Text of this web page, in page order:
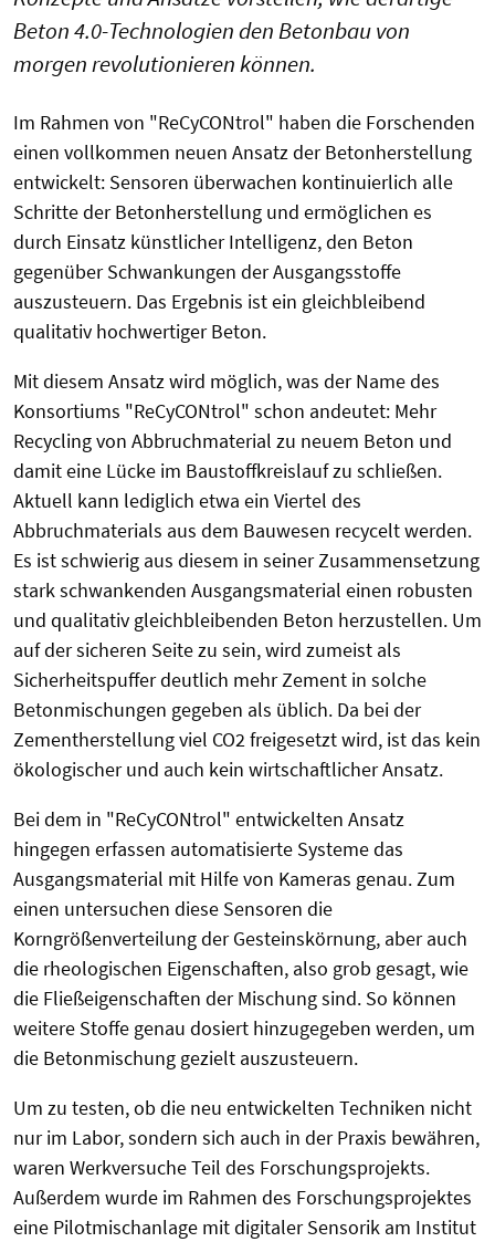
Beton 4.0-Technologien den Betonbau von
morgen revolutionieren können.
Im Rahmen von "ReCyCONtrol" haben die Forschenden
einen vollkommen neuen Ansatz der Betonherstellung
entwickelt: Sensoren überwachen kontinuierlich alle
Schritte der Betonherstellung und ermöglichen es
durch Einsatz künstlicher Intelligenz, den Beton
gegenüber Schwankungen der Ausgangsstoffe
auszusteuern. Das Ergebnis ist ein gleichbleibend
qualitativ hochwertiger Beton.
Mit diesem Ansatz wird möglich, was der Name des
Konsortiums "ReCyCONtrol" schon andeutet: Mehr
Recycling von Abbruchmaterial zu neuem Beton und
damit eine Lücke im Baustoffkreislauf zu schließen.
Aktuell kann lediglich etwa ein Viertel des
Abbruchmaterials aus dem Bauwesen recycelt werden.
Es ist schwierig aus diesem in seiner Zusammensetzung
stark schwankenden Ausgangsmaterial einen robusten
und qualitativ gleichbleibenden Beton herzustellen. Um
auf der sicheren Seite zu sein, wird zumeist als
Sicherheitspuffer deutlich mehr Zement in solche
Betonmischungen gegeben als üblich. Da bei der
Zementherstellung viel CO2 freigesetzt wird, ist das kein
ökologischer und auch kein wirtschaftlicher Ansatz.
Bei dem in "ReCyCONtrol" entwickelten Ansatz
hingegen erfassen automatisierte Systeme das
Ausgangsmaterial mit Hilfe von Kameras genau. Zum
einen untersuchen diese Sensoren die
Korngrößenverteilung der Gesteinskörnung, aber auch
die rheologischen Eigenschaften, also grob gesagt, wie
die Fließeigenschaften der Mischung sind. So können
weitere Stoffe genau dosiert hinzugegeben werden, um
die Betonmischung gezielt auszusteuern.
Um zu testen, ob die neu entwickelten Techniken nicht
nur im Labor, sondern sich auch in der Praxis bewähren,
waren Werkversuche Teil des Forschungsprojekts.
Außerdem wurde im Rahmen des Forschungsprojektes
eine Pilotmischanlage mit digitaler Sensorik am Institut